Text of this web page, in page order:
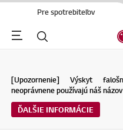
Pre spotrebiteľov
Menu Hľadať
Aktualizácie Podmienok
a Zásad ochrany osobných
[Upozornenie] Výskyt
neoprávnene používajú náš
ĎALŠIE INFORMÁCIE